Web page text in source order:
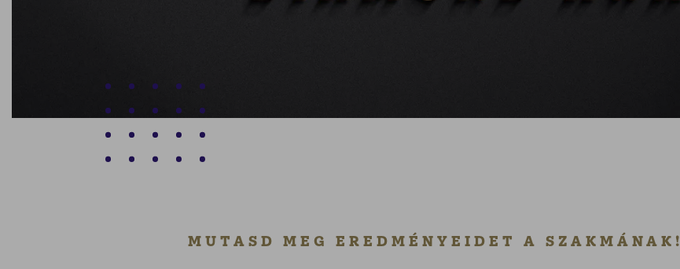
MUTASD MEG EREDMÉNYEIDET A SZAKMÁNAK!